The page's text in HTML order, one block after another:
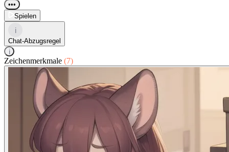
•••
Spielen
i
Chat-Abzugsregel
i
Zeichenmerkmale (7)